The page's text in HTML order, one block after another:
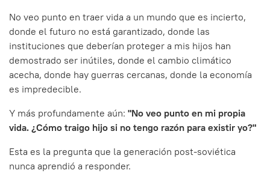
No veo punto en traer vida a un mundo que es incierto,
donde el futuro no está garantizado, donde las
instituciones que deberían proteger a mis hijos han
demostrado ser inútiles, donde el cambio climático
acecha, donde hay guerras cercanas, donde la economía
es impredecible.
Y más profundamente aún: "No veo punto en mi propia
vida. ¿Cómo traigo hijo si no tengo razón para existir yo?"
Esta es la pregunta que la generación post-soviética
nunca aprendió a responder.